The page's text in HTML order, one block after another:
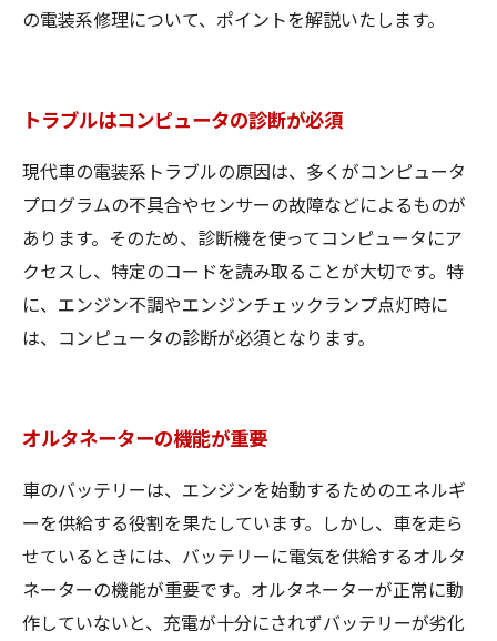
の電装系修理について、ポイントを解説いたします。
トラブルはコンピュータの診断が必須
現代車の電装系トラブルの原因は、多くがコンピュータ
プログラムの不具合やセンサーの故障などによるものが
あります。そのため、診断機を使ってコンピュータにア
クセスし、特定のコードを読み取ることが大切です。特
に、エンジン不調やエンジンチェックランプ点灯時に
は、コンピュータの診断が必須となります。
オルタネーターの機能が重要
車のバッテリーは、エンジンを始動するためのエネルギ
ーを供給する役割を果たしています。しかし、車を走ら
せているときには、バッテリーに電気を供給するオルタ
ネーターの機能が重要です。オルタネーターが正常に動
作していないと、充電が十分にされずバッテリーが劣化